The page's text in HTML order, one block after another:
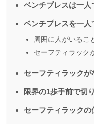
ベンチプレスは一
ベンチプレスを一
周囲に人がいるこ
セーフティラック
セーフティラックが
限界の1歩手前で切
セーフティラックの